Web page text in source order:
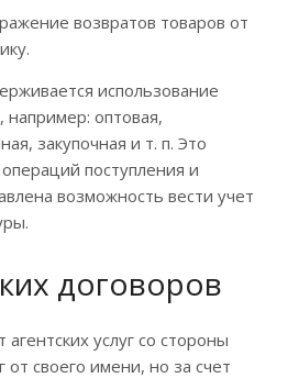
возвратов товаров от
использование
например: оптовая,
закупочная и т. п. Это
поступления и
возможность вести учет
договоров
услуг со стороны
от своего имени, но за счет